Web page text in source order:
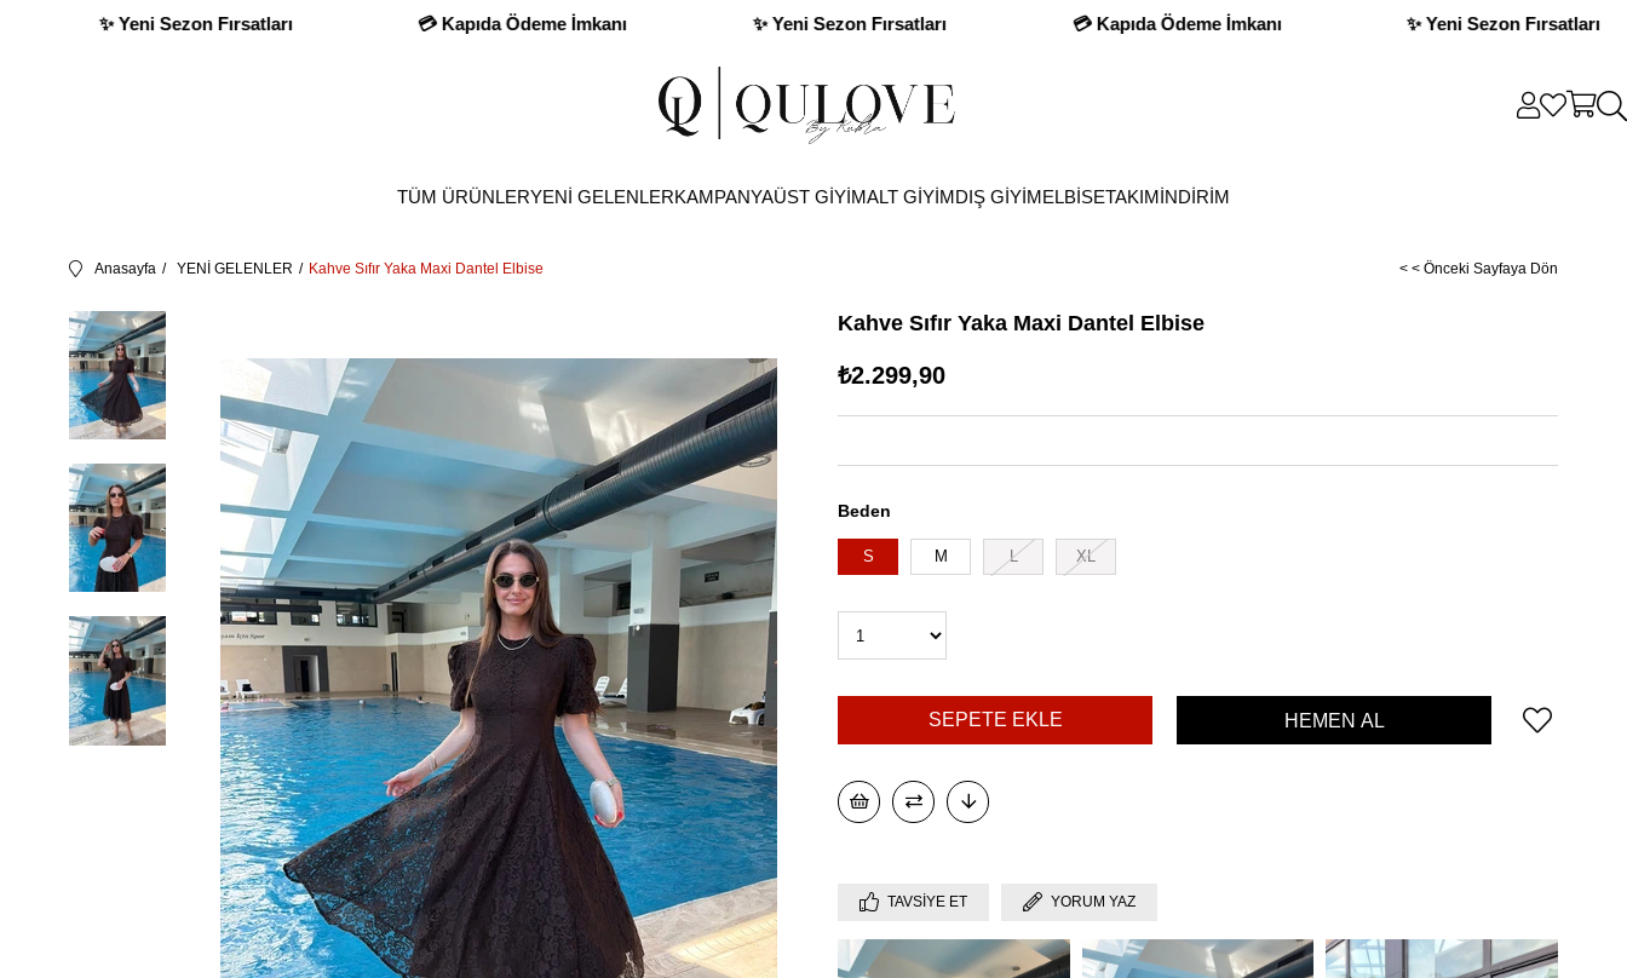
Kapıda Ödeme İmkanı ✨ Yeni Sezon Fırsatları 💳 Kapıda Ödeme İmkanı ✨ Yeni Sezon Fırsatları 💳 Kapıda Ödeme İmkanı
TÜM ÜRÜNLERYENİ GELENLERKAMPANYAÜST GİYİMALT GİYİMDIŞ GİYİMELBİSETAKIMİNDİRİM
Anasayfa YENİ GELENLER Kahve Sıfır Yaka Maxi Dantel Elbise < < Önceki Sayfaya Dön
Kahve Sıfır Yaka Maxi Dantel Elbise
₺2.299,90
Beden
S M L XL
TAVSIYE ET YORUM YAZ